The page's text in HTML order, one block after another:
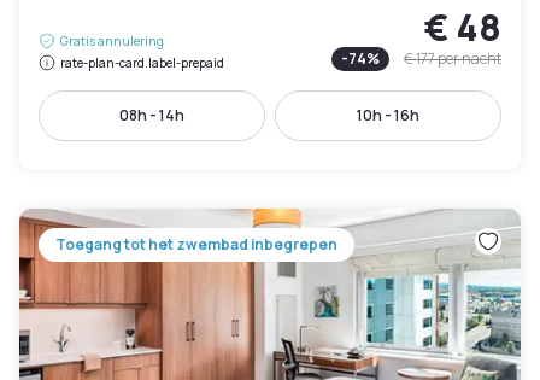
Gratis annulering
rate-plan-card.label-prepaid
€ 48
-74% € 177per nacht
08h - 14h 10h - 16h
Toegang tot het zwembad inbegrepen